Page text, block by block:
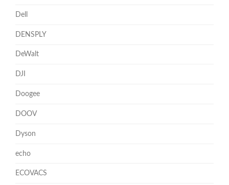
Dell
DENSPLY
DeWalt
DJI
Doogee
DOOV
Dyson
echo
ECOVACS